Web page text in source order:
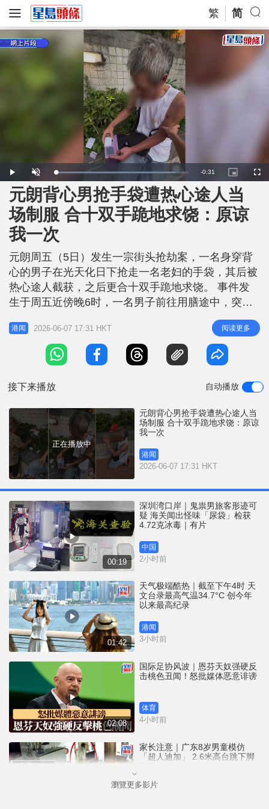
繁 简
P
l
a
y
U
n
m
u
t
e
L
o
a
d
e
d
8
9
R
e
n
-0:31
P
i
c
t
u
r
e
c
t
r
e
F
u
元朗背心男抢手袋遭热心途人当
场制服 合十双手跪地求饶：原谅
我一次
元朗周五（5日）发生一宗街头抢劫案，一名身穿背
心的男子在光天化日下抢走一名老妇的手袋，其后被
热心途人截获，之后更合十双手跪地求饶。 事件发
生于周五近傍晚6时，一名男子前往用膳途中，突然
听到有人大叫「抢嘢」，遂立即截停贼人。该名热心
途人将过程拍下并放在社交平台，片中见到身穿背心
的贼人被截停后，仍当场翻搜赃物，更将手机及杂物
抛入花丛。一名老妇靠近花槽，之后热心男子问：
港闻 2026-06-07 17:31 HKT 阅读更多
接下来播放 自动播放
正在播放中
元朗背心男抢手袋遭热心途人当
场制服 合十双手跪地求饶：原谅
我一次
港闻
2026-06-07 17:31 HKT
00:19
深圳湾口岸｜鬼祟男旅客形迹可
疑 海关闻出怪味「尿袋」检获
4.72克冰毒｜有片
中国
2小时前
01:42
天气极端酷热｜截至下午4时 天
文台录最高气温34.7°C 创今年
以来最高纪录
港闻
3小时前
02:08
国际足协风波｜恩芬天奴强硬反
击桃色丑闻！怒批媒体恶意诽谤
体育
4小时前
家长注意｜广东8岁男童模仿
「超人迪加」 2.6米高台跳下脚
中国
瀏覽更多影片